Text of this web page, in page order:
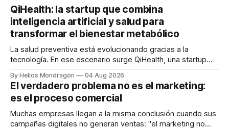
QiHealth: la startup que combina
inteligencia artificial y salud para
transformar el bienestar metabólico
La salud preventiva está evolucionando gracias a la
tecnología. En ese escenario surge QiHealth, una startup
dispositivos inteligentes, inteligencia artificial y monitoreo
en tiempo real para ayudar a las personas a tomar mejores
decisiones sobre su salud metabólica. Su propuesta busca
responder
By Helios Mondragon 04 Aug 2026
El verdadero problema no es el marketing:
es el proceso comercial
Muchas empresas llegan a la misma conclusión cuando sus
campañas digitales no generan ventas: "el marketing no